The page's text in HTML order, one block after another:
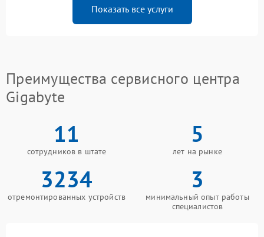
Показать все услуги
Преимущества сервисного центра
Gigabyte
11
сотрудников в штате
5
лет на рынке
3234
отремонтированных устройств
3
минимальный опыт работы
специалистов